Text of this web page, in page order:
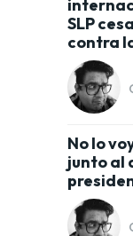
SLP
contra
No lo
junto al